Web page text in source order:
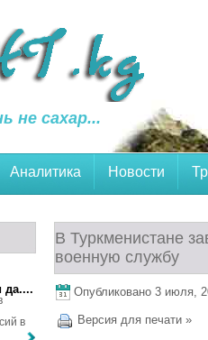
не сахар...
Аналитика Новости
В Туркменистане
военную службу
Опубликовано 3 июля,
Версия для печати »
да....
в